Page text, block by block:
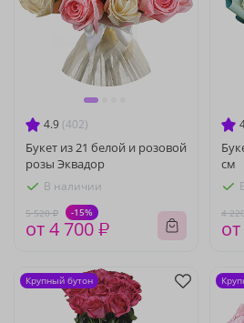
4.9 (402)
Букет из 21 белой и розовой
розы Эквадор
В наличии
5 520 ₽ -15%
от 4 700 ₽
см
4
Крупный бутон